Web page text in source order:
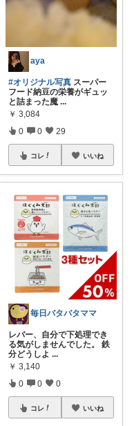
aya
#オリジナル写真 スーパー
フード納豆の栄養がギュッ
と詰まった魔 ...
￥ 3,084
0 0 29
コレ いいね
毎日バタバタママ
レバー、自分で下処理でき
る気がしませんでした。 鉄
分どうしよ ...
￥ 3,140
0 0 0
コレ いいね